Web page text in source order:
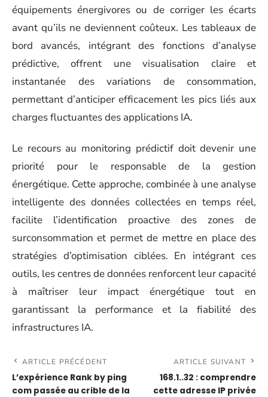
équipements énergivores ou de corriger les écarts
avant qu’ils ne deviennent coûteux. Les tableaux de
bord avancés, intégrant des fonctions d’analyse
prédictive, offrent une visualisation claire et
instantanée des variations de consommation,
permettant d’anticiper efficacement les pics liés aux
charges fluctuantes des applications IA.
Le recours au monitoring prédictif doit devenir une
priorité pour le responsable de la gestion
énergétique. Cette approche, combinée à une analyse
intelligente des données collectées en temps réel,
facilite l’identification proactive des zones de
surconsommation et permet de mettre en place des
stratégies d’optimisation ciblées. En intégrant ces
outils, les centres de données renforcent leur capacité
à maîtriser leur impact énergétique tout en
garantissant la performance et la fiabilité des
infrastructures IA.
ARTICLE PRÉCÉDENT
L’expérience Rank by ping
com passée au crible de la
ARTICLE SUIVANT
168.1..32 : comprendre
cette adresse IP privée